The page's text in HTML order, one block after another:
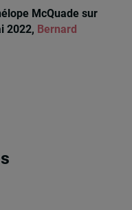
McQuade sur
2022, Bernard